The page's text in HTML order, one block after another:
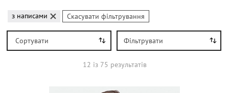
Фільтрувати
Сортувати
з написами Скасувати фільтрування
12 iз 75 результатів